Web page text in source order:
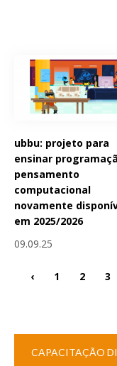
ubbu: projeto para
ensinar
pensamento
computacional
novamente
em 2025/2026
09.09.25
‹ 1 2 3
CAPACITAÇÃO